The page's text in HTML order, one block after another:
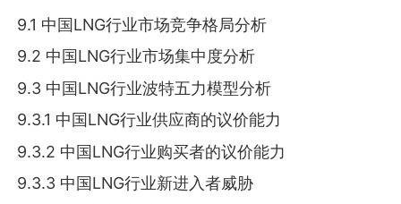
9.1 中国LNG行业市场竞争格局分析
9.2 中国LNG行业市场集中度分析
9.3 中国LNG行业波特五力模型分析
9.3.1 中国LNG行业供应商的议价能力
9.3.2 中国LNG行业购买者的议价能力
9.3.3 中国LNG行业新进入者威胁